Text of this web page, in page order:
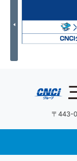
Previous
〒443-